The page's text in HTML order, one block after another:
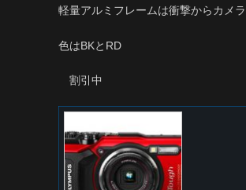
軽量アルミフレームは衝撃からカメ
色はBKとRD
割引中